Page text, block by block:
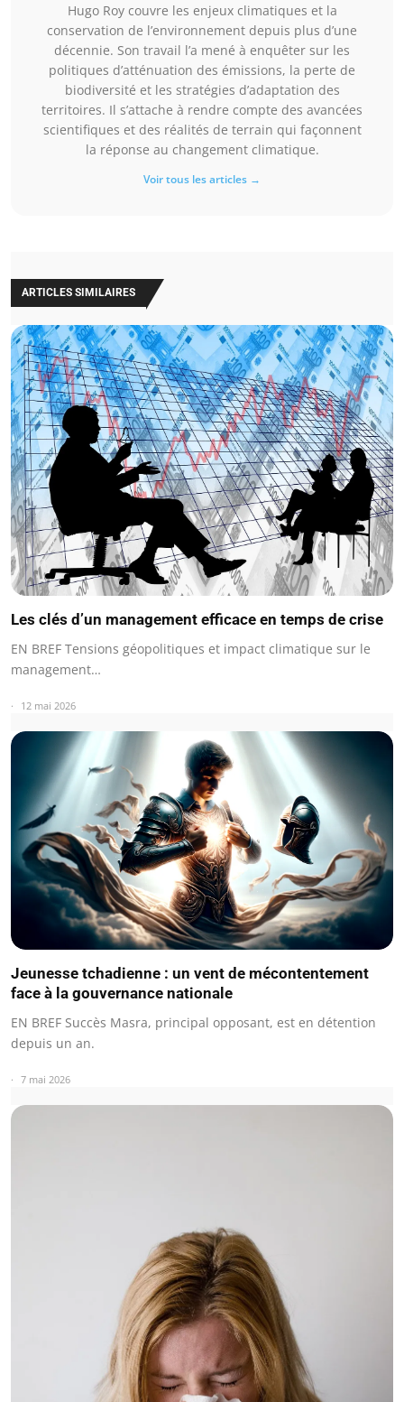
Hugo Roy couvre les enjeux climatiques et la
conservation de l’environnement depuis plus d’une
décennie. Son travail l’a mené à enquêter sur les
politiques d’atténuation des émissions, la perte de
biodiversité et les stratégies d’adaptation des
territoires. Il s’attache à rendre compte des avancées
scientifiques et des réalités de terrain qui façonnent
la réponse au changement climatique.
Voir tous les articles →
ARTICLES SIMILAIRES
Les clés d’un management efficace en temps de crise
EN BREF Tensions géopolitiques et impact climatique sur le
management…
12 mai 2026
Jeunesse tchadienne : un vent de mécontentement
face à la gouvernance nationale
EN BREF Succès Masra, principal opposant, est en détention
depuis un an.
7 mai 2026